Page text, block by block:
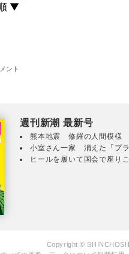
週刊新潮 最新号
熊本地震 修羅の人間模様
小室さん一家 消えた「プ
ヒールを履いて国会で座り
Copyright ©